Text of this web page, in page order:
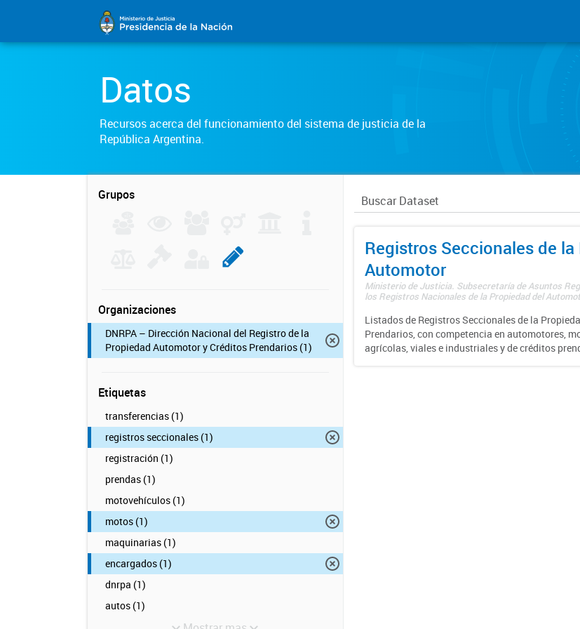
Datos
Recursos acerca del funcionamiento del sistema de justicia de la
República Argentina.
Grupos
Organizaciones
DNRPA – Dirección Nacional del Registro de la
Propiedad Automotor y Créditos Prendarios (1)
Etiquetas
transferencias (1)
registros seccionales (1)
registración (1)
prendas (1)
motovehículos (1)
motos (1)
maquinarias (1)
encargados (1)
dnrpa (1)
autos (1)
Registros Seccionales de la
Automotor
Ministerio de Justicia. Subsecretaría de Asuntos
los Registros Nacionales de la Propiedad del
Listados de Registros Seccionales de la
Prendarios, con competencia en automotores,
agrícolas, viales e industriales y de créditos